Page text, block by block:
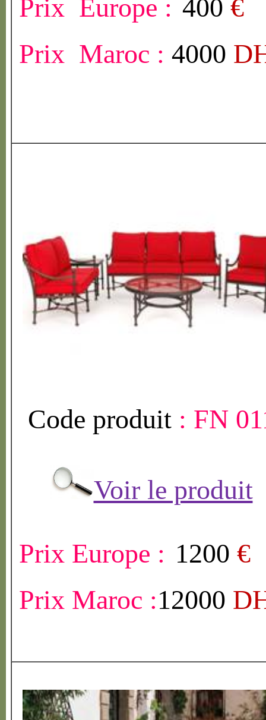
Prix Europe : 400 €
Prix Maroc : 4000
Code produit : FN
Voir le produit
Prix Europe : 1200 €
Prix Maroc :12000